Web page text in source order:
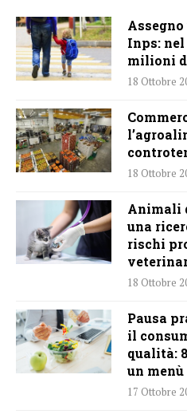
Inps: nel
milioni
18 Ottobre
18 Ottobre
Animali
una
rischi
18 Ottobre
Pausa
il
qualità:
un
17 Ottobre